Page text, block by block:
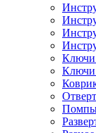
Ключи
Ключи